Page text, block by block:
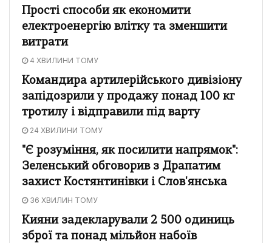
Прості способи як економити
електроенергію влітку та зменшити
витрати
4 ХВИЛИНИ ТОМУ
Командира артилерійського дивізіону
запідозрили у продажу понад 100 кг
тротилу і відправили під варту
24 ХВИЛИНИ ТОМУ
"Є розуміння, як посилити напрямок":
Зеленський обговорив з Драпатим
захист Костянтинівки і Слов'янська
36 ХВИЛИН ТОМУ
Кияни задекларували 2 500 одиниць
зброї та понад мільйон набоїв